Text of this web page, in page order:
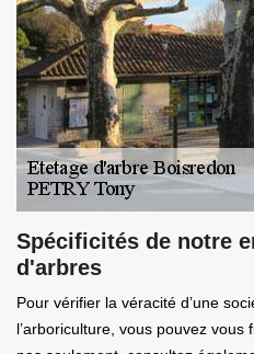
Spécificités de notre
d'arbres
Pour vérifier la véracité d’une
l’arboriculture, vous pouvez